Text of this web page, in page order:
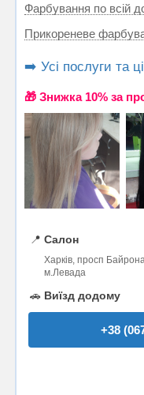
Фарбування по всій
Прикореневе
➡️ Усі послуги та
🎁 Знижка 10% за
📍 Салон
Харків, просп
м.Левада
🚗 Виїзд додому
+38